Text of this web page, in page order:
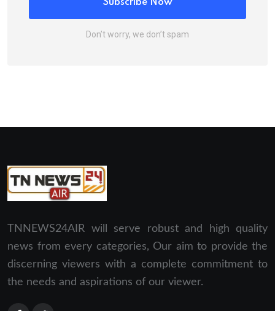
Subscribe Now
Don’t worry, we don’t spam
TNNEWS24AIR will serve robust and high quality
news from every categories, Our aim to provide the
discerning viewers with a complete commitment to
the needs and aspirations of our viewer.